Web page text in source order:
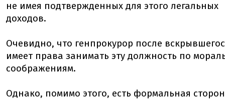
не имея подтвержденных для этого легальных
доходов.
Очевидно, что генпрокурор после
имеет права занимать эту должность по
соображениям.
Однако, помимо этого, есть формальная